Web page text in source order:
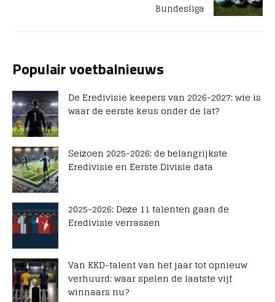
Bundesliga
Populair voetbalnieuws
De Eredivisie keepers van 2026-2027: wie is
waar de eerste keus onder de lat?
Seizoen 2025-2026: de belangrijkste
Eredivisie en Eerste Divisie data
2025-2026: Deze 11 talenten gaan de
Eredivisie verrassen
Van KKD-talent van het jaar tot opnieuw
verhuurd: waar spelen de laatste vijf
winnaars nu?